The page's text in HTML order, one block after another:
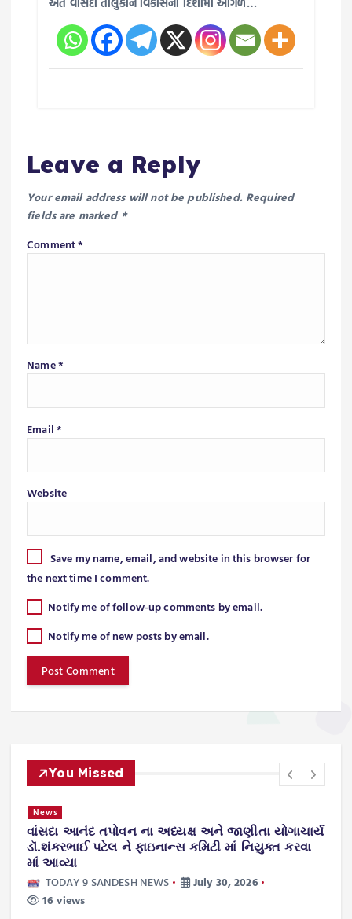
Leave a Reply
Your email address will not be published. Required
fields are marked *
Comment*
Name*
Email*
Website
Save my name, email, and website in this browser for
the next time I comment.
Notify me of follow-up comments by email.
Notify me of new posts by email.
You Missed
News
વાંસદા આનંદ તપોવન ના અધ્યક્ષ અને જાણીતા યોગાચાર્ય
ડૉ.શંકરભાઈ પટેલ ને ફાઇનાન્સ કમિટી માં નિયુક્ત કરવા
માં આવ્યા
TODAY 9 SANDESH NEWS
July 30, 2026
16 views